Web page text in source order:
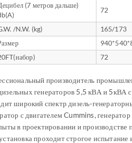
(7 метров дальше)
72
/N.W. (kg)
165/173
72
производитель
генераторов 5,5 кВА и
широкий спектр дизель-
с двигателем Cummins,
в проектировании и
проходит строгое